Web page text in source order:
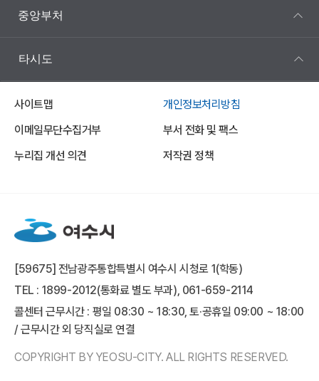
중앙부처
타시도
사이트맵
개인정보처리방침
이메일무단수집거부
부서 전화 및 팩스
누리집 개선 의견
저작권 정책
[59675] 전남광주통합특별시 여수시 시청로 1(학동)
TEL : 1899-2012(통화료 별도 부과), 061-659-2114
콜센터 근무시간 : 평일 08:30 ~ 18:30, 토·공휴일 09:00 ~ 18:00
/ 근무시간 외 당직실로 연결
COPYRIGHT BY YEOSU-CITY. ALL RIGHTS RESERVED.